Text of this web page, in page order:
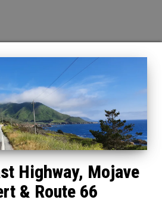
Highway, Mojave
& Route 66